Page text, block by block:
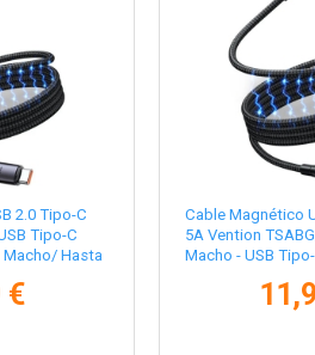
2.0 Tipo-C
Tipo-C
Macho/ Hasta
€
Cable Magnético
5A Vention
Macho - USB